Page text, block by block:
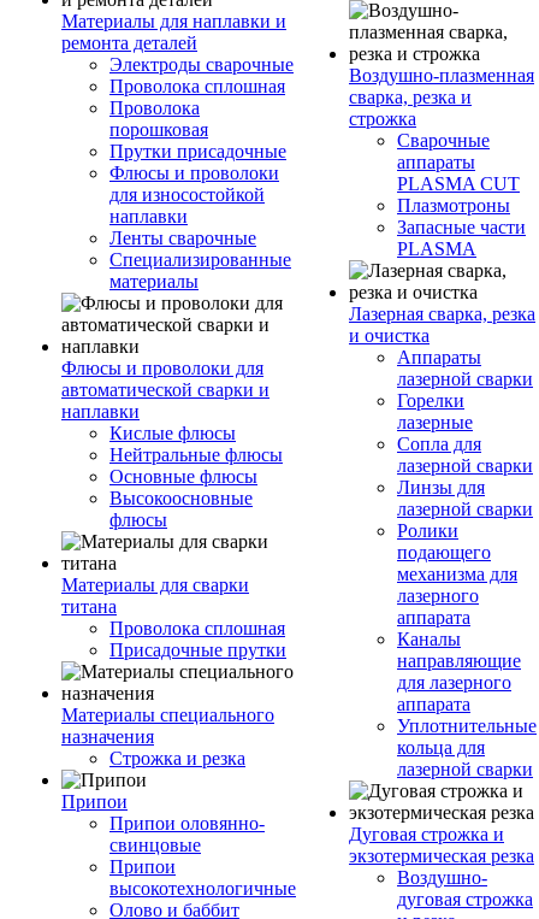
Материалы для наплавки и
ремонта деталей
Электроды сварочные
Проволока сплошная
Проволока
порошковая
Прутки присадочные
Флюсы и проволоки
для износостойкой
наплавки
Ленты сварочные
Специализированные
материалы
Флюсы и проволоки для
автоматической сварки и
наплавки
Кислые флюсы
Нейтральные флюсы
Основные флюсы
Высокоосновные
флюсы
Материалы для сварки
титана
Проволока сплошная
Присадочные прутки
Материалы специального
назначения
Строжка и резка
Припои
Припои оловянно-
свинцовые
Припои
высокотехнологичные
Олово и баббит
Воздушно-плазменная
сварка, резка и
строжка
Сварочные
аппараты
PLASMA CUT
Плазмотроны
Запасные части
PLASMA
Лазерная сварка, резка
и очистка
Аппараты
лазерной сварки
Горелки
лазерные
Сопла для
лазерной сварки
Линзы для
лазерной сварки
Ролики
подающего
механизма для
лазерного
аппарата
Каналы
направляющие
для лазерного
аппарата
Уплотнительные
кольца для
лазерной сварки
Дуговая строжка и
экзотермическая резка
Воздушно-
дуговая строжка